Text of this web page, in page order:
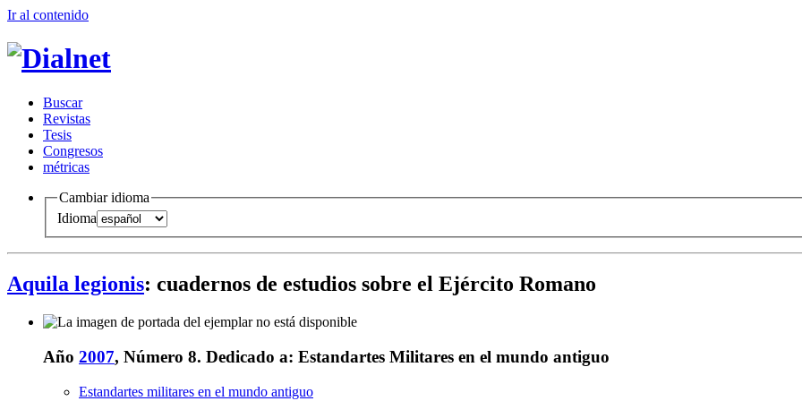
Ir al contenido
Buscar
Revistas
Tesis
Congresos
métricas
Cambiar idioma
Idioma
Aquila legionis: cuadernos de estudios sobre el Ejército Romano
Año 2007, Número 8. Dedicado a: Estandartes Militares en el mundo antiguo
Estandartes militares en el mundo antiguo